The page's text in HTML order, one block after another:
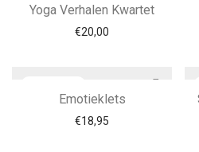
Yoga Verhalen Kwartet
€20,00
Emotieklets
€18,95